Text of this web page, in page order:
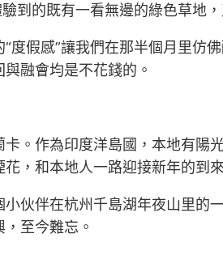
到的既有一看無邊的綠色草地
度假感”讓我們在那半個月里
融會均是不花錢的。
。作為印度洋島國，本地有
，和本地人一路迎接新年的到來
伙伴在杭州千島湖年夜山里的
至今難忘。